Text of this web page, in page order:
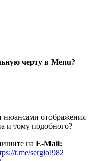
черту в Menu?
нюансами отображения
и тому подобного?
на E-Mail:
t.me/sergiol982